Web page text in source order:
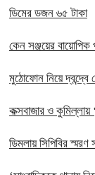
ডিমের ডজন ৬৫ টাকা
কেন সঞ্জয়ের
মুঠোফোন নিয়ে
কক্সবাজার ও কুমিল্লায়
ডিমলায় সিপিবির স্মরণ